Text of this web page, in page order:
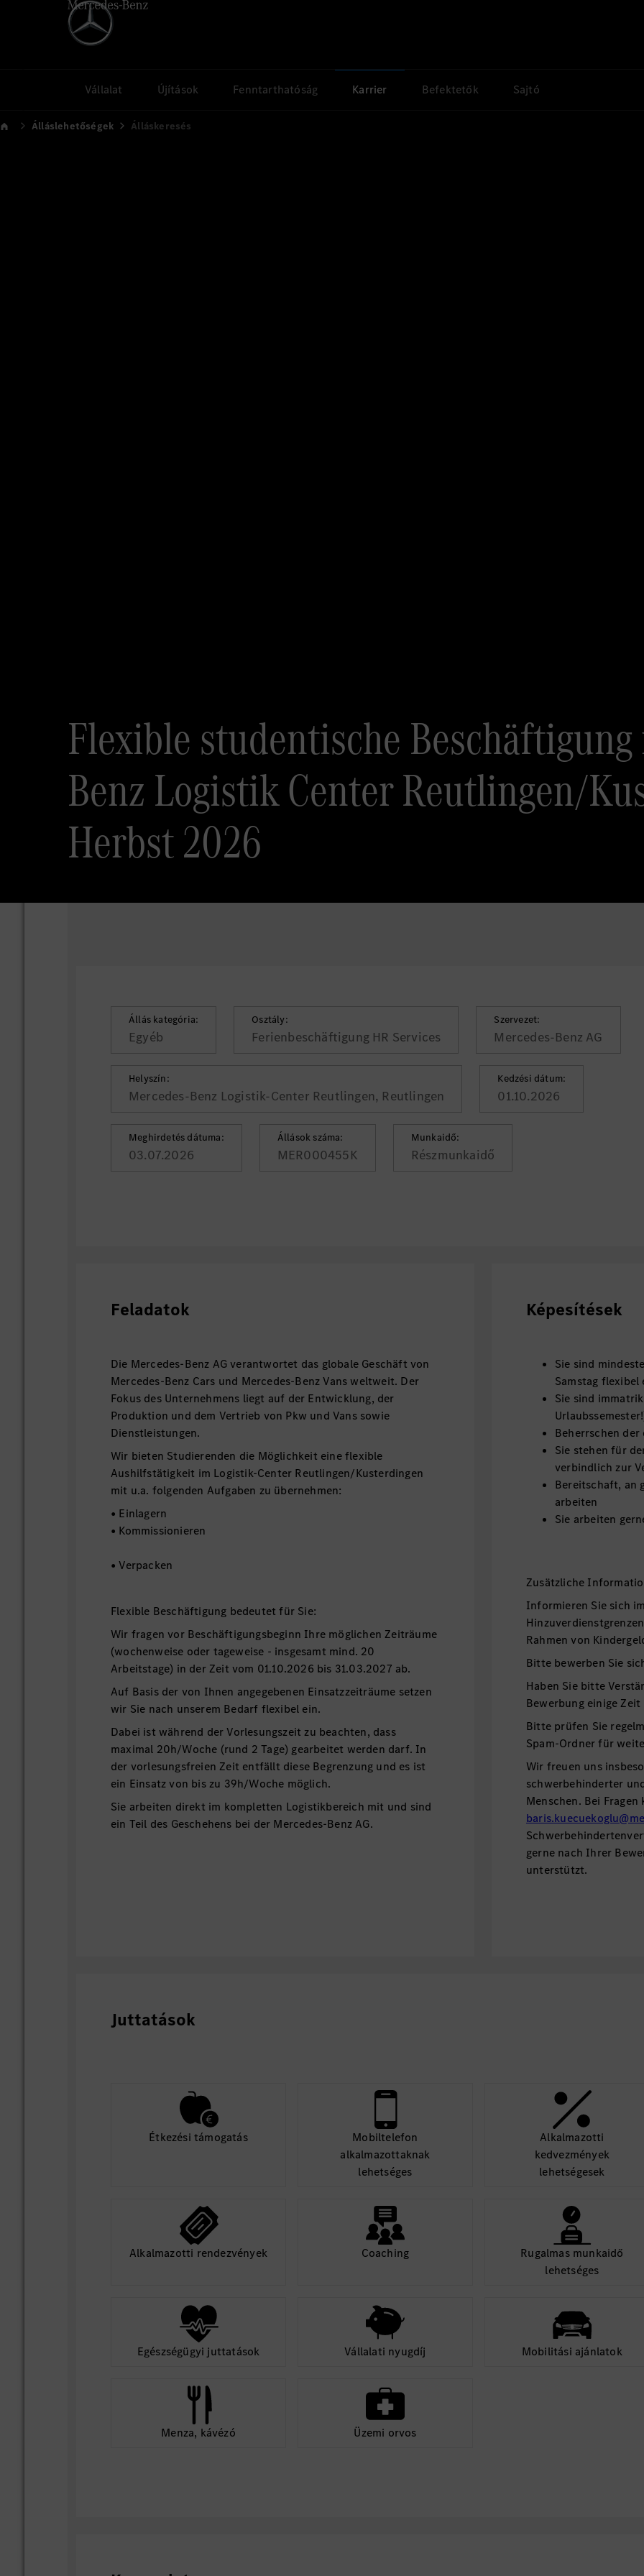
Vállalat Újítások Fenntarthatóság Karrier Befektetők Sajtó
Álláslehetőségek Álláskeresés
Flexible studentische
Benz Logistik Center Reutlingen/
Herbst 2026
Állás kategória:
Egyéb
Osztály:
Ferienbeschäftigung HR Services
Szervezet:
Mercedes-Benz AG
Helyszín:
Mercedes-Benz Logistik-Center Reutlingen, Reutlingen
Kedzési dátum:
01.10.2026
Meghirdetés dátuma:
03.07.2026
Állások száma:
MER000455K
Munkaidő:
Részmunkaidő
Feladatok
Die Mercedes-Benz AG verantwortet das globale Geschäft von
Mercedes-Benz Cars und Mercedes-Benz Vans weltweit. Der
Fokus des Unternehmens liegt auf der Entwicklung, der
Produktion und dem Vertrieb von Pkw und Vans sowie
Dienstleistungen.
Wir bieten Studierenden die Möglichkeit eine flexible
Aushilfstätigkeit im Logistik-Center Reutlingen/Kusterdingen
mit u.a. folgenden Aufgaben zu übernehmen:
• Einlagern
• Kommissionieren
• Verpacken
Flexible Beschäftigung bedeutet für Sie:
Wir fragen vor Beschäftigungsbeginn Ihre möglichen Zeiträume
(wochenweise oder tageweise - insgesamt mind. 20
Arbeitstage) in der Zeit vom 01.10.2026 bis 31.03.2027 ab.
Auf Basis der von Ihnen angegebenen Einsatzzeiträume setzen
wir Sie nach unserem Bedarf flexibel ein.
Dabei ist während der Vorlesungszeit zu beachten, dass
maximal 20h/Woche (rund 2 Tage) gearbeitet werden darf. In
der vorlesungsfreien Zeit entfällt diese Begrenzung und es ist
ein Einsatz von bis zu 39h/Woche möglich.
Sie arbeiten direkt im kompletten Logistikbereich mit und sind
ein Teil des Geschehens bei der Mercedes-Benz AG.
Képesítések
Sie sind
Samstag flexibel
Sie sind
Beherrschen
Sie stehen für
verbindlich zur
Bereitschaft, an
arbeiten
Sie arbeiten
Zusätzliche
Informieren Sie sich
Rahmen von
Bitte bewerben Sie
Haben Sie bitte
Bewerbung einige
Bitte prüfen Sie
Spam-Ordner für
Wir freuen uns
schwerbehinderter
Menschen. Bei
gerne nach Ihrer
unterstützt.
Juttatások
Étkezési támogatás
Mobiltelefon
alkalmazottaknak
lehetséges
Alkalmazotti
kedvezmények
lehetségesek
Alkalmazotti rendezvények Coaching
Rugalmas munkaidő
lehetséges
Egészségügyi juttatások Vállalati nyugdíj Mobilitási ajánlatok
Menza, kávézó Üzemi orvos